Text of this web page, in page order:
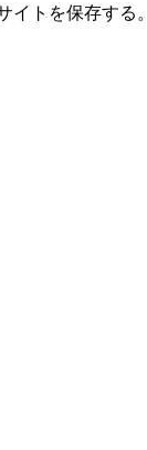
トを保存する。